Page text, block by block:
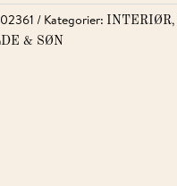
Kategorier: INTERIØR,
& SØN